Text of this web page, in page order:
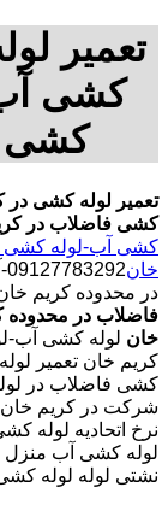
تعمیر
کشی
کشی
تعمیر لوله کشی در
کشی فاضلاب در
کشی آب-لوله کشی
خان
در محدوده کریم
فاضلاب در محدوده
خان لوله کشی آب-
کریم خان تعمیر
کشی فاضلاب در
شرکت در کریم خان
نرخ اتحادیه لوله
لوله کشی آب منزل
نشتی لوله لوله